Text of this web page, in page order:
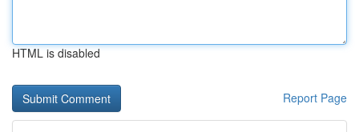
HTML is disabled
Report Page